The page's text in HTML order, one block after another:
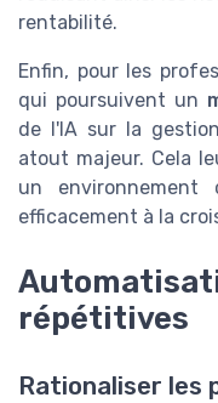
rentabilité.
Enfin, pour les
qui poursuivent un
de l'IA sur la
atout majeur. Cela
un environnement
efficacement à la
répétitives
Rationaliser les